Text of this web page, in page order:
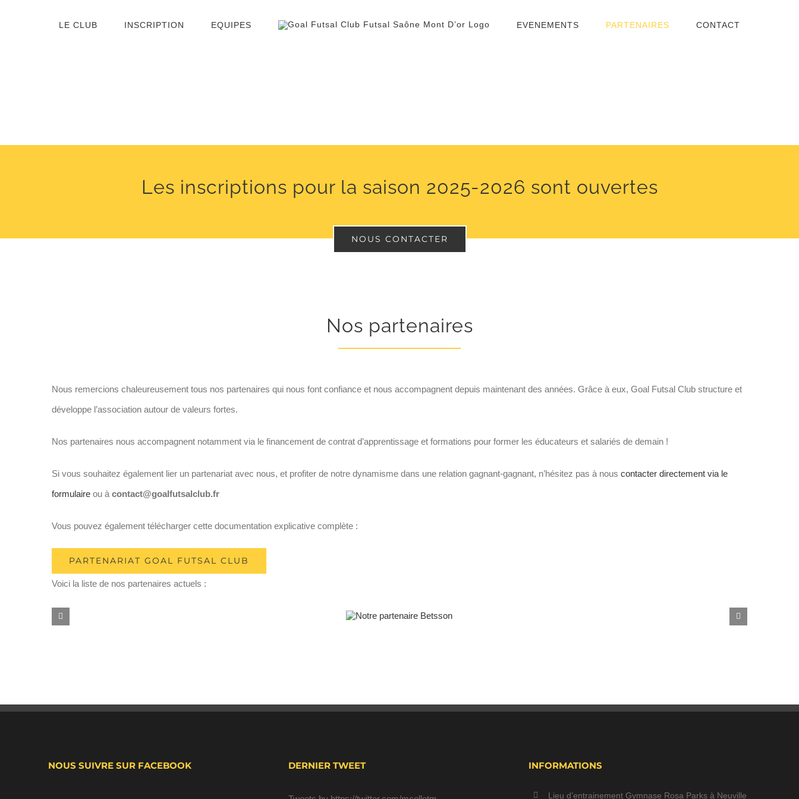
LE CLUB INSCRIPTION EQUIPES EVENEMENTS PARTENAIRES CONTACT
Les inscriptions pour la saison 2025-2026 sont ouvertes
NOUS CONTACTER
Nos partenaires
Nous remercions chaleureusement tous nos partenaires qui nous font confiance et nous accompagnent depuis maintenant des années. Grâce à eux, Goal Futsal Club structure et
développe l’association autour de valeurs fortes.
Nos partenaires nous accompagnent notamment via le financement de contrat d’apprentissage et formations pour former les éducateurs et salariés de demain !
Si vous souhaitez également lier un partenariat avec nous, et profiter de notre dynamisme dans une relation gagnant-gagnant, n’hésitez pas à nous contacter directement via le
formulaire ou à contact@goalfutsalclub.fr
Vous pouvez également télécharger cette documentation explicative complète :
PARTENARIAT GOAL FUTSAL CLUB
Voici la liste de nos partenaires actuels :
NOUS SUIVRE SUR FACEBOOK DERNIER TWEET INFORMATIONS
Lieu d’entrainement Gymnase Rosa Parks à Neuville